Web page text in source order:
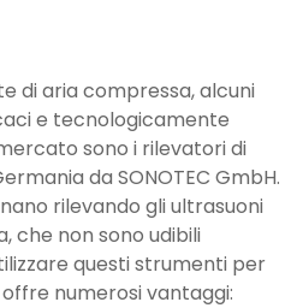
di aria compressa, alcuni
e tecnologicamente
sono i rilevatori di
da SONOTEC GmbH.
rilevando gli ultrasuoni
che non sono udibili
questi strumenti per
numerosi vantaggi: